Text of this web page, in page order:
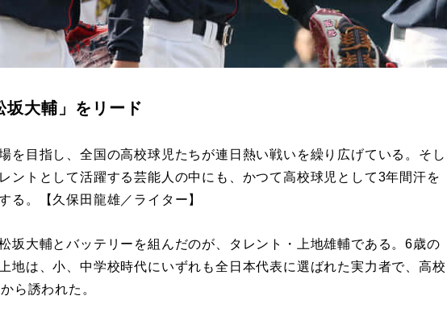
坂大輔」をリード
を目指し、全国の高校球児たちが連日熱い戦いを繰り広げている。そし
ントとして活躍する芸能人の中にも、かつて高校球児として3年間汗を
る。【久保田龍雄／ライター】
坂大輔とバッテリーを組んだのが、タレント・上地雄輔である。6歳の
地は、小、中学校時代にいずれも全日本代表に選ばれた実力者で、高校
ら誘われた。